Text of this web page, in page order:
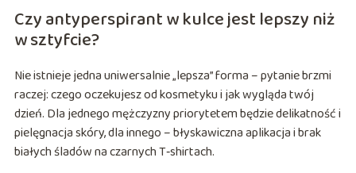
Czy antyperspirant w kulce jest lepszy niż
w sztyfcie?
Nie istnieje jedna uniwersalnie „lepsza” forma – pytanie brzmi
raczej: czego oczekujesz od kosmetyku i jak wygląda twój
dzień. Dla jednego mężczyzny priorytetem będzie delikatność i
pielęgnacja skóry, dla innego – błyskawiczna aplikacja i brak
białych śladów na czarnych T‑shirtach.